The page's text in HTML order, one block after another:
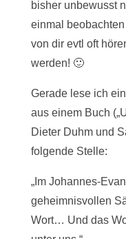
bisher unbewusst
einmal
von dir evtl oft
werden! 🙂
Gerade lese ich
aus einem Buch
Dieter Duhm und
folgende Stelle:
„Im Johannes-
geheimnisvollen
Wort… Und das